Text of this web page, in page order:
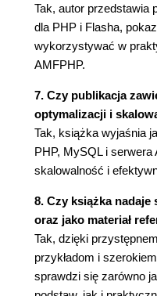
Tworzenie
Tworzymy
Wywołanie
Funkcje
formularzem
Wysyłanie
Moduł logowania
Szkielet kodu
Procedury
Integracja
(125)
Podsumowanie
Rozdział 6. Obsługa
Ładowanie
Tak, autor przedstawia
dla PHP i Flasha,
wykorzystywać w
AMFPHP.
7. Czy publikacja
optymalizacji i
Tak, książka wyjaśnia
PHP, MySQL i
skalowalność i
8. Czy książka
oraz jako materiał
Tak, dzięki
przykładom i
sprawdzi się zarówno